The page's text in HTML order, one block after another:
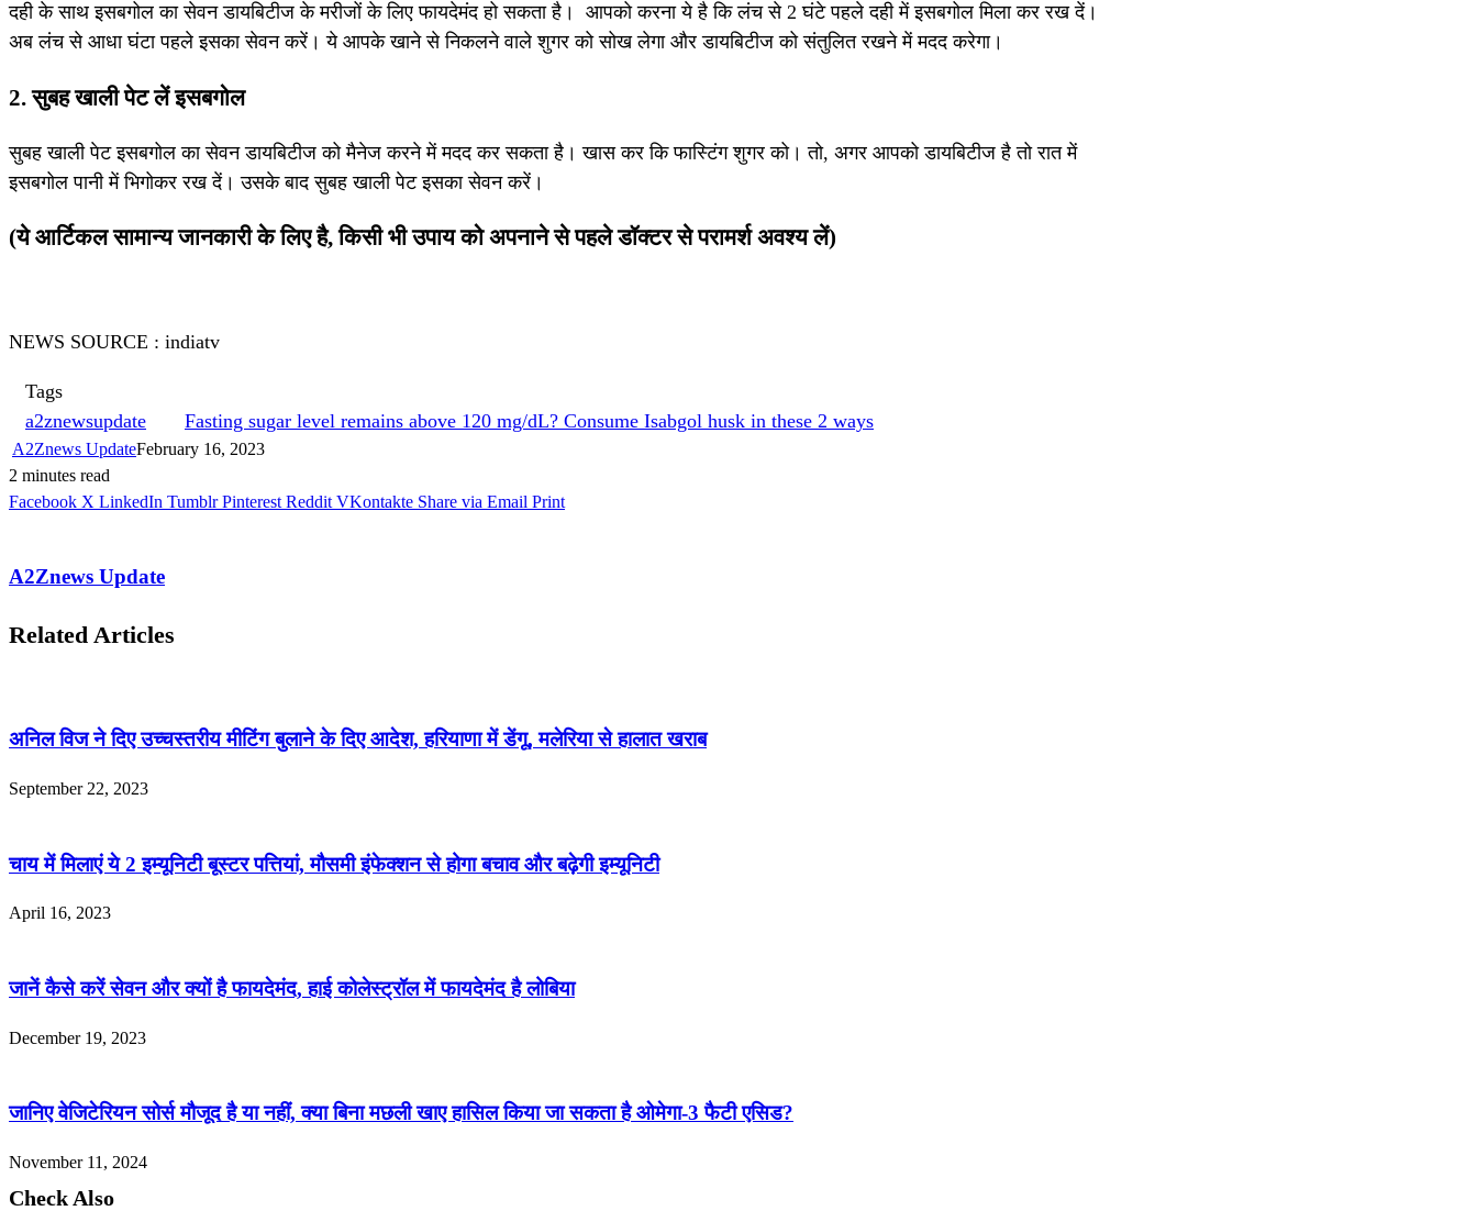
दही के साथ इसबगोल का सेवन डायबिटीज के मरीजों के लिए फायदेमंद हो सकता है। आपको करना ये है कि लंच से 2 घंटे पहले दही में इसबगोल मिला कर रख दें।
अब लंच से आधा घंटा पहले इसका सेवन करें। ये आपके खाने से निकलने वाले शुगर को सोख लेगा और डायबिटीज को संतुलित रखने में मदद करेगा।
2. सुबह खाली पेट लें इसबगोल
सुबह खाली पेट इसबगोल का सेवन डायबिटीज को मैनेज करने में मदद कर सकता है। खास कर कि फास्टिंग शुगर को। तो, अगर आपको डायबिटीज है तो रात में
इसबगोल पानी में भिगोकर रख दें। उसके बाद सुबह खाली पेट इसका सेवन करें।
(ये आर्टिकल सामान्य जानकारी के लिए है, किसी भी उपाय को अपनाने से पहले डॉक्टर से परामर्श अवश्य लें)
NEWS SOURCE : indiatv
Tags
a2znewsupdate
Fasting sugar level remains above 120 mg/dL? Consume Isabgol husk in these 2 ways
A2Znews UpdateFebruary 16, 2023
2 minutes read
Facebook X LinkedIn Tumblr Pinterest Reddit VKontakte Share via Email Print
A2Znews Update
Related Articles
अनिल विज ने दिए उच्चस्तरीय मीटिंग बुलाने के दिए आदेश, हरियाणा में डेंगू, मलेरिया से हालात खराब
September 22, 2023
चाय में मिलाएं ये 2 इम्यूनिटी बूस्टर पत्तियां, मौसमी इंफेक्शन से होगा बचाव और बढ़ेगी इम्यूनिटी
April 16, 2023
जानें कैसे करें सेवन और क्यों है फायदेमंद, हाई कोलेस्ट्रॉल में फायदेमंद है लोबिया
December 19, 2023
जानिए वेजिटेरियन सोर्स मौजूद है या नहीं, क्या बिना मछली खाए हासिल किया जा सकता है ओमेगा-3 फैटी एसिड?
November 11, 2024
Check Also